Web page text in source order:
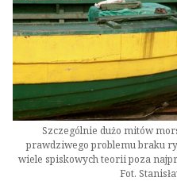
Szczególnie dużo mitów
prawdziwego problemu braku
wiele spiskowych teorii poza
Fot.